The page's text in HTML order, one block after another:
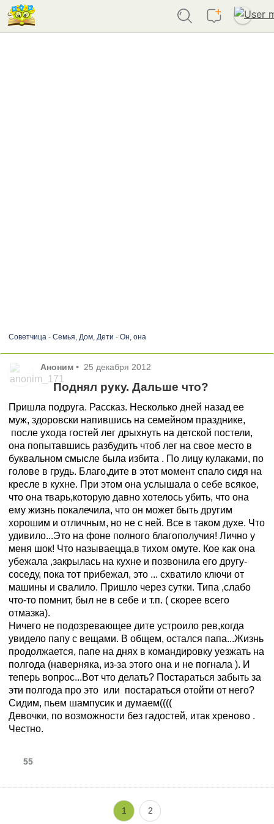
Советчица- Семья, Дом, Дети - Он, она
Аноним • 25 декабря 2012
Поднял руку. Дальше что?
Пришла подруга. Рассказ. Несколько дней назад ее
муж, здоровски напившись на семейном празднике,
после ухода гостей лег дрыхнуть на детской постели,
она попытавшись разбудить чтоб лег на свое место в
буквальном смысле была избита . По лицу кулаками, по
голове в грудь. Благо,дите в этот момент спало сидя на
кресле в кухне. При этом она услышала о себе всякое,
что она тварь,которую давно хотелось убить, что она
ему жизнь покалечила, что он может быть другим
хорошим и отличным, но не с ней. Все в таком духе. Что
удивило...Это на фоне полного благополучия! Лично у
меня шок! Что называецца,в тихом омуте. Кое как она
убежала ,закрылась на кухне и позвонила его другу-
соседу, пока тот прибежал, это ... схватило ключи от
машины и свалило. Пришло через сутки. Типа ,слабо
что-то помнит, был не в себе и т.п. ( скорее всего
отмазка).
Ничего не подозревающее дите устроило рев,когда
увидело папу с вещами. В общем, остался папа...Жизнь
продолжается, папе на днях в командировку уезжать на
полгода (наверняка, из-за этого она и не погнала ). И
теперь вопрос...Вот что делать? Постараться забыть за
эти полгода про это или постараться отойти от него?
Сидим, пьем шампусик и думаем((((
Девочки, по возможности без гадостей, итак хреново .
Честно.
55
1 2